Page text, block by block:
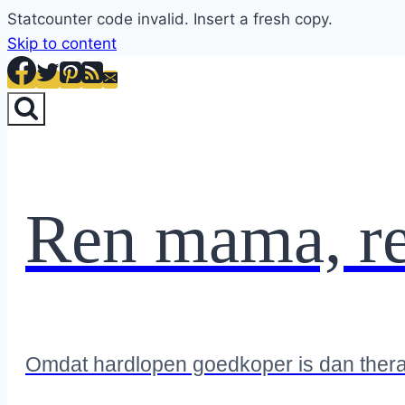
Statcounter code invalid. Insert a fresh copy.
Skip to content
Ren mama,
Omdat hardlopen goedkoper is dan